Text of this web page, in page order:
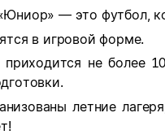
— это футбол,
в игровой форме.
не более
летние